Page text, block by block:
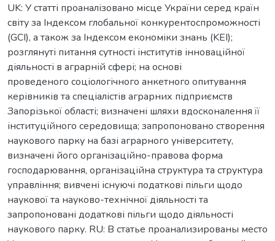
UK: У статті проаналізовано місце України серед країн
світу за Індексом глобальної конкурентоспроможності
(GCI), а також за Індексом економіки знань (KEI);
розглянуті питання сутності інститутів інноваційної
діяльності в аграрній сфері; на основі
проведеного соціологічного анкетного опитування
керівників та спеціалістів аграрних підприємств
Запорізької області; визначені шляхи вдосконалення її
інституційного середовища; запропоновано створення
наукового парку на базі аграрного університету,
визначені його організаційно-правова форма
господарювання, організаційна структура та структура
управління; вивчені існуючі податкові пільги щодо
наукової та науково-технічної діяльності та
запропоновані додаткові пільги щодо діяльності
наукового парку. RU: В статье проанализированы место